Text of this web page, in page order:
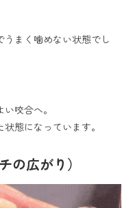
まく噛めない状態でし
咬合へ。
態になっています。
の広がり）